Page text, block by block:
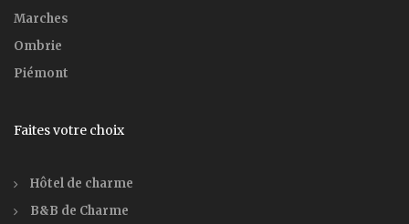
Marches
Ombrie
Piémont
Faites votre choix
Hôtel de charme
B&B de Charme